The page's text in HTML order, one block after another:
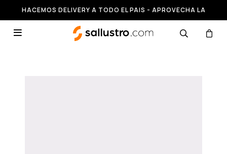
HACEMOS DELIVERY A TODO EL PAIS - APROVECHA LA
RUNNING HASTA 50% OFF
